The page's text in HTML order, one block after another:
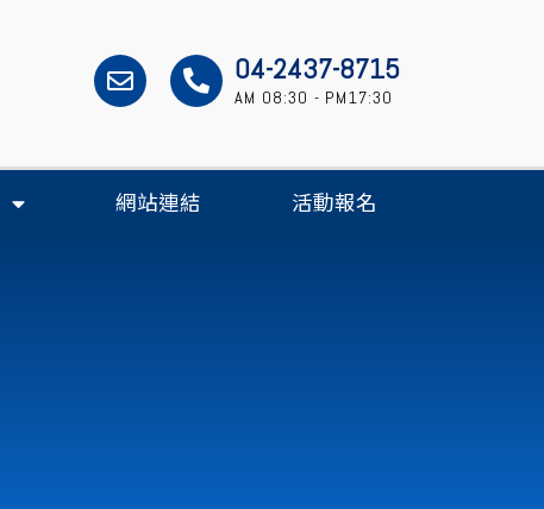
04-2437-8715
AM 08:30 - PM17:30
網站連結 活動報名